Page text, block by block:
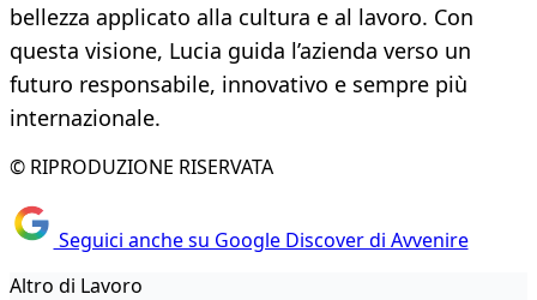
bellezza applicato alla cultura e al lavoro. Con
questa visione, Lucia guida l’azienda verso un
futuro responsabile, innovativo e sempre più
internazionale.
© RIPRODUZIONE RISERVATA
Seguici anche su Google Discover di Avvenire
Altro di Lavoro